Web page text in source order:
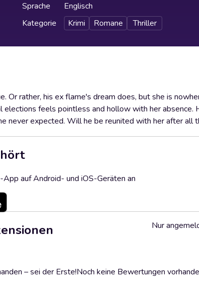
Sprache
Englisch
Kategorie
Krimi Romane Thriller
Or rather, his ex flame's dream does, but she is
feels pointless and hollow with her
never expected. Will he be reunited with her after
auf Android- und iOS-Geräten an
– sei der Erste!Noch keine Bewertungen
Nur